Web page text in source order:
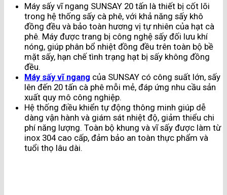
Máy sấy vĩ ngang SUNSAY 20 tấn là thiết bị cốt lõi
trong hệ thống sấy cà phê, với khả năng sấy khô
đồng đều và bảo toàn hương vị tự nhiên của hạt cà
phê. Máy được trang bị công nghệ sấy đối lưu khí
nóng, giúp phân bổ nhiệt đồng đều trên toàn bộ bề
mặt sấy, hạn chế tình trạng hạt bị sấy không đồng
đều​.
Máy sấy vĩ ngang của SUNSAY có công suất lớn, sấy
lên đến 20 tấn cà phê mỗi mẻ, đáp ứng nhu cầu sản
xuất quy mô công nghiệp.
Hệ thống điều khiển tự động thông minh giúp dễ
dàng vận hành và giám sát nhiệt độ, giảm thiểu chi
phí năng lượng. Toàn bộ khung và vĩ sấy được làm từ
inox 304 cao cấp, đảm bảo an toàn thực phẩm và
tuổi thọ lâu dài.